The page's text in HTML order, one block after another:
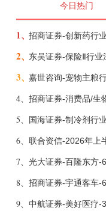
今日热门
1、
2、
3、嘉世咨询-宠物主粮
4、
5、
6、
7、
8、
9、